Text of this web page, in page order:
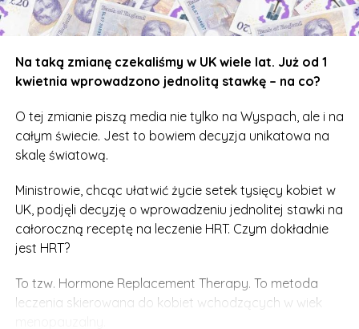
prawdopodobnie się zwiększy.
Więcej o Hormone Replacement Theraphy
przeczytacie na oficjalnej stronie NHS –dostępnej
Na taką zmianę czekaliśmy w UK wiele lat. Już od 1
kwietnia wprowadzono jednolitą stawkę – na co?
O tej zmianie piszą media nie tylko na Wyspach, ale i na
całym świecie. Jest to bowiem decyzja unikatowa na
skalę światową.
Ministrowie, chcąc ułatwić życie setek tysięcy kobiet w
UK, podjęli decyzję o wprowadzeniu jednolitej stawki na
całoroczną receptę na leczenie HRT. Czym dokładnie
jest HRT?
To tzw. Hormone Replacement Therapy. To metoda
leczenia skierowana do kobiet wchodzących w wiek